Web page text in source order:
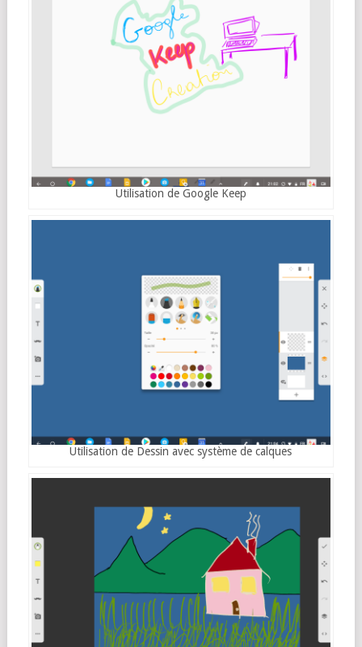
Utilisation de Google Keep
Utilisation de Dessin avec système de calques